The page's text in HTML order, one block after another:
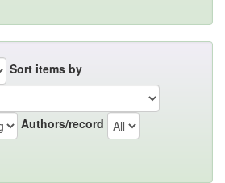
Sort items by
Authors/record